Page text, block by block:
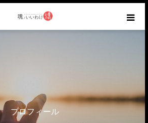
プロフィール